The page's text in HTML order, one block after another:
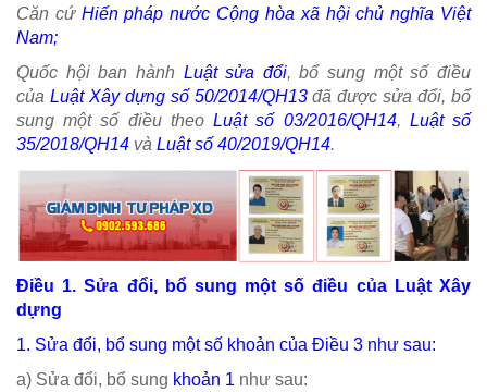
Căn cứ Hiến pháp nước Cộng hòa xã hội chủ nghĩa Việt
Nam;
Quốc hội ban hành Luật sửa đổi, bổ sung một số điều
của Luật Xây dựng số 50/2014/QH13đã được sửa đổi, bổ
sung một số điều theoLuật số 03/2016/QH14, Luật số
35/2018/QH14 và Luật số 40/2019/QH14.
Điều 1. Sửa đổi, bổ sung một số điều của Luật Xây
dựng
1. Sửa đổi, bổ sung một số khoản của Điều 3 như sau:
a) Sửa đổi, bổ sung khoản 1 như sau: